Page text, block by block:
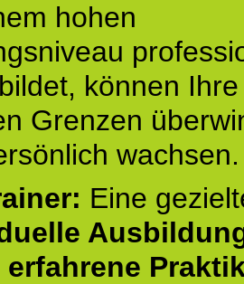
hohen
können Ihre
Grenzen
wachsen.
Eine